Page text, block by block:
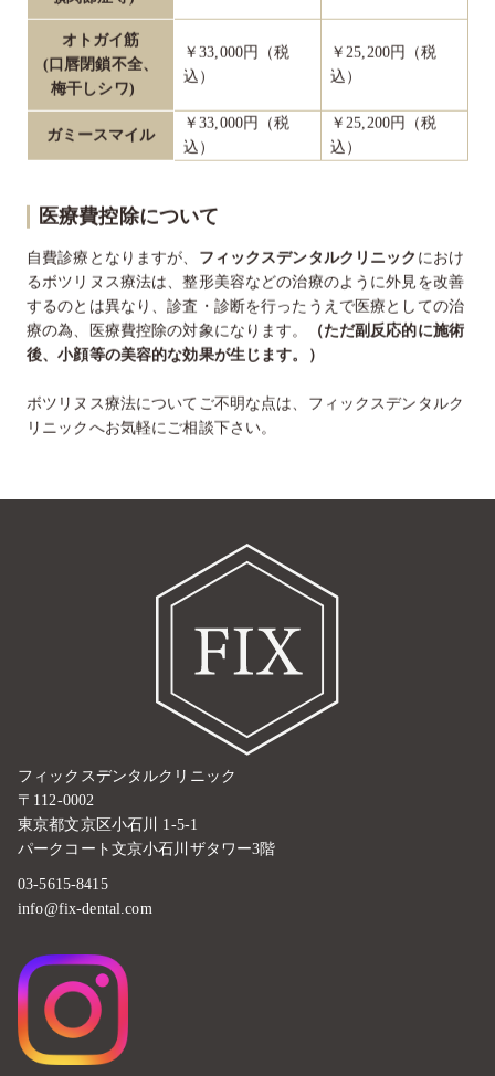
オトガイ筋
(口唇閉鎖不全、
梅干しシワ)
￥33,000円（税
込）
￥25,200円（税
込）
ガミースマイル
￥33,000円（税
込）
￥25,200円（税
込）
医療費控除について
自費診療となりますが、 フィックスデンタルクリニック におけ
るボツリヌス療法は、整形美容などの治療のように外見を改善
するのとは異なり、診査・診断を行ったうえで医療としての治
療の為、 医療費控除の対象 になります。
（ただ副反応的に施術
後、小顔等の美容的な効果が生じます。）
ボツリヌス療法についてご不明な点は、フィックスデンタルク
リニックへお気軽にご相談下さい。
フィックスデンタルクリニック
〒112-0002
東京都文京区小石川 1-5-1
パークコート文京小石川ザタワー3階
03-5615-8415
info@fix-dental.com